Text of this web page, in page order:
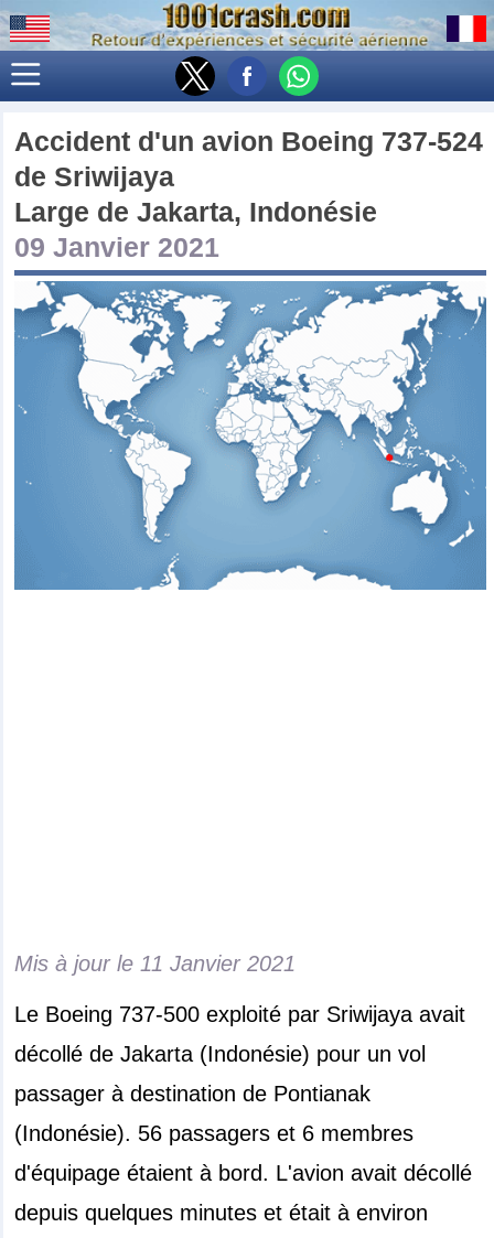
Accident d'un avion Boeing 737-524
de Sriwijaya
Large de Jakarta, Indonésie
09 Janvier 2021
Mis à jour le 11 Janvier 2021
Le Boeing 737-500 exploité par Sriwijaya avait
décollé de Jakarta (Indonésie) pour un vol
passager à destination de Pontianak
(Indonésie). 56 passagers et 6 membres
d'équipage étaient à bord. L'avion avait décollé
depuis quelques minutes et était à environ